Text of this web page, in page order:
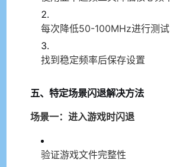
每次降低50-100MHz进行测试
找到稳定频率后保存设置
五、特定场景闪退解决方法
场景一：进入游戏时闪退
验证游戏文件完整性